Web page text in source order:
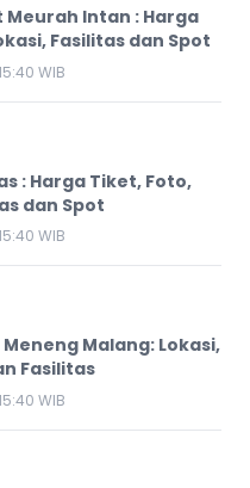
Meurah Intan : Harga
Fasilitas dan Spot
WIB
: Harga Tiket, Foto,
dan Spot
WIB
Malang: Lokasi,
Fasilitas
WIB